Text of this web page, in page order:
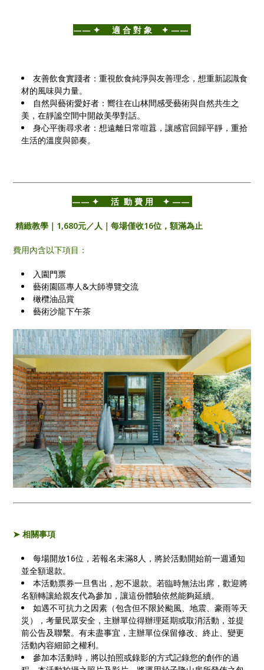
——⁣ ✦ 適 合 對 象 ✦ ——⁣
友善飲食實踐者：重視飲食純淨與友善理念，想重新認識食
材的風味與力量。
自然與藝術愛好者：嚮往在山林間感受藝術與自然共生之
美，在靜謐空間中開啟美學對話。
身心平衡尋求者：想遠離日常喧囂，讓感官回歸平靜，重拾
生活的溫度與節奏。
——⁣ ✦ 活 動 費 用 ✦ ——⁣
精緻教學｜1,680元／人｜每場僅收16位，額滿為止
​費用內含以下項目：
入園門票
藝術園區專人&大師導覽交流
橄欖油品賞
藝術沙龍下午茶
➤ ​相關事項
每場開放16位，若報名未滿8人，將於活動開始前一週通知
並全額退款。
本活動票券一旦售出，恕不退款。若臨時無法出席，歡迎將
名額轉讓給親友代為參加，讓這份體驗依然能夠延續。
如遇不可抗力之因素（包含但不限於颱風、地震、豪雨等天
災），考量民眾安全，主辦單位得辦理延期或取消活動，並提
前公告及聯繫。有未盡事宜，主辦單位保留修改、終止、變更
活動內容細節之權利。
參加本活動時，將以拍照或錄影的方式記錄您的創作的過